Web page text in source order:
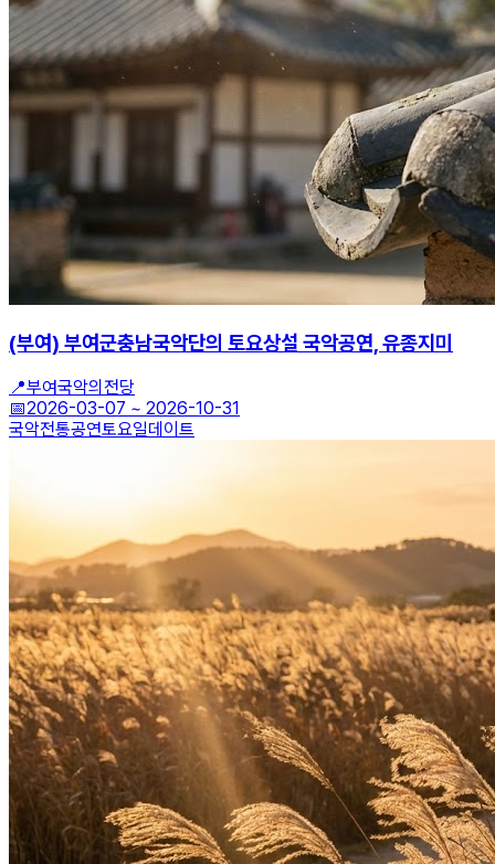
(부여) 부여군충남국악단의 토요상설 국악공연, 유종지미
📍부여국악의전당
📅2026-03-07 ~ 2026-10-31
국악전통공연토요일데이트